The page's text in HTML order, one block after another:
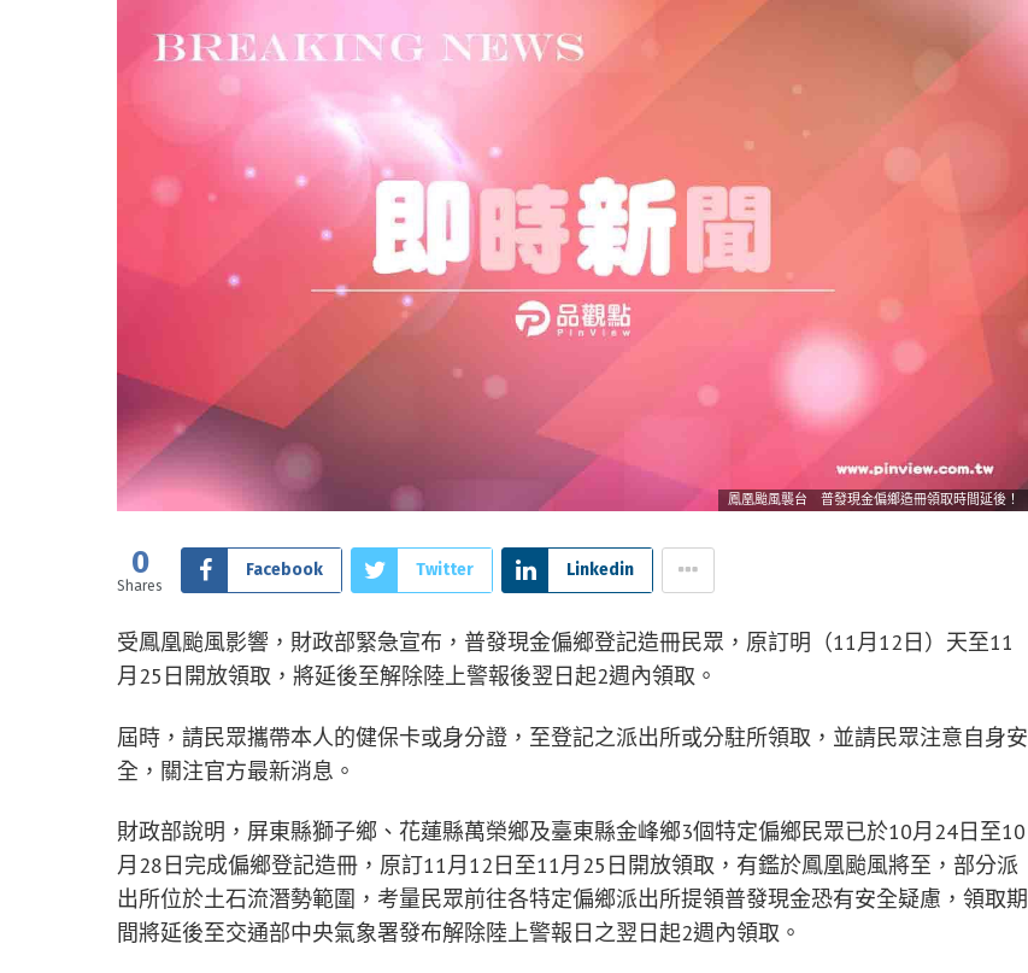
鳳凰颱風襲台 普發現金偏鄉造冊領取時間延後！
0
Shares
Facebook Twitter Linkedin
受鳳凰颱風影響，財政部緊急宣布，普發現金偏鄉登記造冊民眾，原訂明（11月12日）天至11
月25日開放領取，將延後至解除陸上警報後翌日起2週內領取。
屆時，請民眾攜帶本人的健保卡或身分證，至登記之派出所或分駐所領取，並請民眾注意自身安
全，關注官方最新消息。
財政部說明，屏東縣獅子鄉、花蓮縣萬榮鄉及臺東縣金峰鄉3個特定偏鄉民眾已於10月24日至10
月28日完成偏鄉登記造冊，原訂11月12日至11月25日開放領取，有鑑於鳳凰颱風將至，部分派
出所位於土石流潛勢範圍，考量民眾前往各特定偏鄉派出所提領普發現金恐有安全疑慮，領取期
間將延後至交通部中央氣象署發布解除陸上警報日之翌日起2週內領取。